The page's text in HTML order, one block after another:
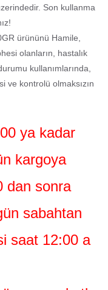
Son kullanma
ürününü Hamile,
olanların, hastalık
kullanımlarında,
ve kontrolü olmaksızın
ya kadar
kargoya
dan sonra
sabahtan
saat 12:00 a